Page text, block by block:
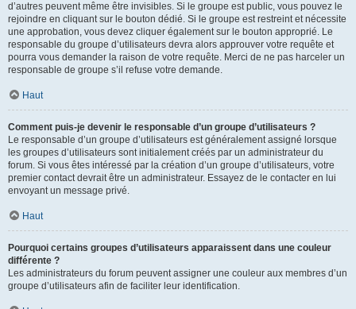
d’autres peuvent même être invisibles. Si le groupe est public, vous pouvez le
rejoindre en cliquant sur le bouton dédié. Si le groupe est restreint et nécessite
une approbation, vous devez cliquer également sur le bouton approprié. Le
responsable du groupe d’utilisateurs devra alors approuver votre requête et
pourra vous demander la raison de votre requête. Merci de ne pas harceler un
responsable de groupe s’il refuse votre demande.
Haut
Comment puis-je devenir le responsable d’un groupe d’utilisateurs ?
Le responsable d’un groupe d’utilisateurs est généralement assigné lorsque
les groupes d’utilisateurs sont initialement créés par un administrateur du
forum. Si vous êtes intéressé par la création d’un groupe d’utilisateurs, votre
premier contact devrait être un administrateur. Essayez de le contacter en lui
envoyant un message privé.
Haut
Pourquoi certains groupes d’utilisateurs apparaissent dans une couleur
différente ?
Les administrateurs du forum peuvent assigner une couleur aux membres d’un
groupe d’utilisateurs afin de faciliter leur identification.